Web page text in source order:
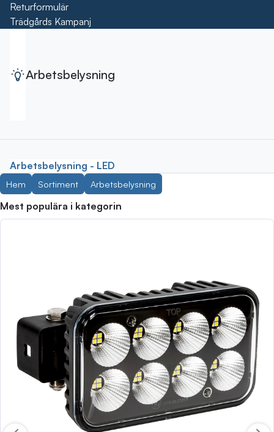
Returformulär
Trädgårds Kampanj
Arbetsbelysning
Arbetsbelysning - LED
Hem Sortiment Arbetsbelysning
Mest populära i kategorin